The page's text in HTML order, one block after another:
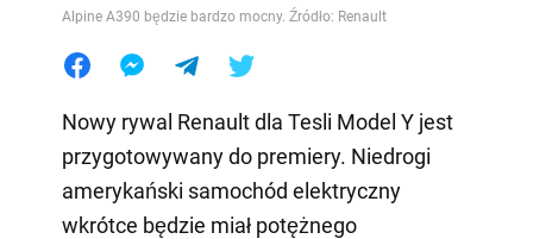
Alpine A390 będzie bardzo mocny. Źródło: Renault
Nowy rywal Renault dla Tesli Model Y jest
przygotowywany do premiery. Niedrogi
amerykański samochód elektryczny
wkrótce będzie miał potężnego